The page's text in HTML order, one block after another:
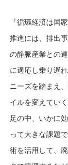
「循環経済は国
推進には、排出
の静脈産業との
に適応し乗り遅
ニーズを踏まえ
イルを変えてい
足の中、いかに
って大きな課題
術を活用して、